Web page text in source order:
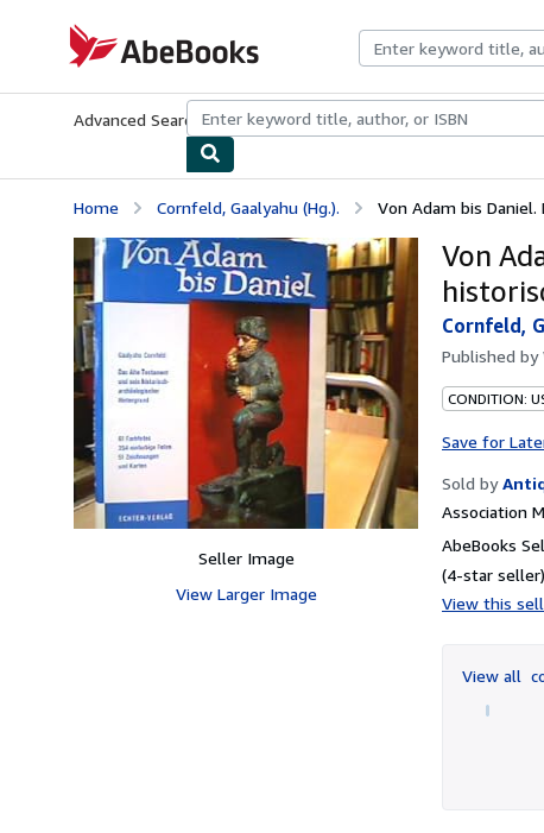
AbeBooks.com
Advanced Search Browse CollectionsRare BooksArt &
Home Cornfeld, Gaalyahu (Hg.). Von Adam bis
Seller Image
View Larger Image
Von
Cornfeld,
Published by
CONDITION:
Save for
Sold by
Association
AbeBooks
(4-star seller)
View this
View all